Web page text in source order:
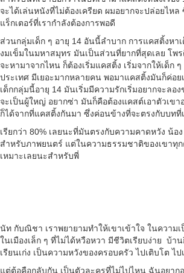
จะได้เล่นหนังที่ไม่ต้องเครียด ผมอยากจะปล่อยไห
แร็กเตอร์ที่เรากำลังต้องการพอดี
ส่วนกลุ่มเด็ก ๆ อายุ 14 อันนี้ลำบาก การแคสติ้งหา
งมเข็มในมหาสมุทร มันเป็นส่วนที่ยากที่สุดเลย โพร
จะหามาจากไหน ก็ต้องเริ่มแคสติ้ง เริ่มจากให้เด็ก
ประเทศ มีเยอะมากหลายคน พอมาแคสติ้งมันก็ค่อย
เด็กกลุ่มนี้อายุ 14 มันเริ่มมีความรักเริ่มอยากจะลอง
จะเป็นผู้ใหญ่ อยากซ่า มันก็คือต้องแคสต์เอาตัวเขา
ก็ได้จากที่แคสติ้งกันมา ซึ่งค่อนข้างที่จะตรงกับบทที่
เรียกว่า 80% เลยนะที่มันตรงกับความคาดหวัง น้อ
สำหรับภาพยนตร์ แต่ในความธรรมชาติของเขาทุ
เหมาะเลยนะสำหรับพี่
นัท กับณิชา เราพยายามทำให้เขาเข้าใจ ในความ
ในเมืองเล็ก ๆ ที่ไม่ได้หวือหวา มีชีวิตเรียบง่าย บ้า
เรียนเก่ง เป็นความหวังของครอบครัว ไปเติบโต ไป
แต่ต้อคือกลับกัน เป็นตัวละครที่ไม่ไปไหน ฉันอยา